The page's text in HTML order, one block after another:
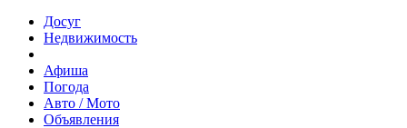
Досуг
Недвижимость
Афиша
Погода
Авто / Мото
Объявления